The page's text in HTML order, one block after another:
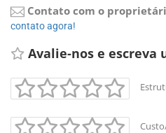
Contato com o
contato agora!
Avalie-nos e escreva